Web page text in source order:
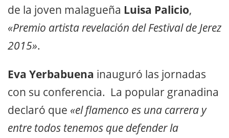
de la joven malagueña Luisa Palicio,
«Premio artista revelación del Festival de Jerez
2015».
Eva Yerbabuena inauguró las jornadas
con su conferencia. La popular granadina
declaró que «el flamenco es una carrera y
entre todos tenemos que defender la